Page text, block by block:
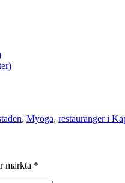
, Myoga, restauranger i
märkta *